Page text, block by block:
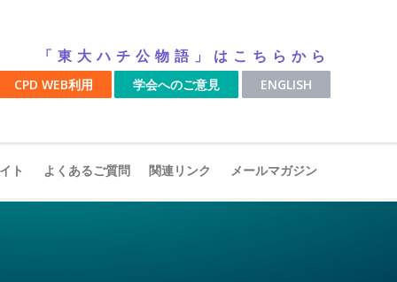
「東大ハチ公物語」はこちらから
CPD WEB利用 学会へのご意見 ENGLISH
ト よくあるご質問 関連リンク メールマガジン